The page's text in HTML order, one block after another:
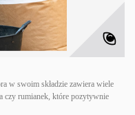
w swoim składzie zawiera wiele
czy rumianek, które pozytywnie